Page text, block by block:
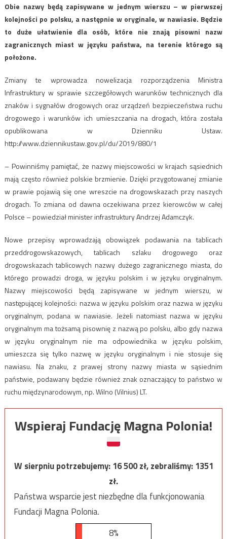
Obie nazwy będą zapisywane w jednym wierszu – w pierwszej
kolejności po polsku, a następnie w oryginale, w nawiasie. Będzie
to duże ułatwienie dla osób, które nie znają pisowni nazw
zagranicznych miast w języku państwa, na terenie którego są
położone.
Zmiany te wprowadza nowelizacja rozporządzenia Ministra
Infrastruktury w sprawie szczegółowych warunków technicznych dla
znaków i sygnałów drogowych oraz urządzeń bezpieczeństwa ruchu
drogowego i warunków ich umieszczania na drogach, która została
opublikowana w Dzienniku Ustaw.
http://www.dziennikustaw.gov.pl/du/2019/880/1
– Powinniśmy pamiętać, że nazwy miejscowości w krajach sąsiednich
mają często również polskie brzmienie. Dzięki przygotowanej zmianie
w prawie pojawią się one wreszcie na drogowskazach przy naszych
drogach. To zmiana od dawna oczekiwana przez kierowców w całej
Polsce – powiedział minister infrastruktury Andrzej Adamczyk.
Nowe przepisy wprowadzają obowiązek podawania na tablicach
przeddrogowskazowych, tablicach szlaku drogowego oraz
drogowskazach tablicowych nazwy dużego zagranicznego miasta, do
którego prowadzi droga, w języku polskim i w języku oryginalnym.
Nazwy miejscowości będą zapisywane w jednym wierszu, w
następującej kolejności: nazwa w języku polskim oraz nazwa w języku
oryginalnym, podana w nawiasie. Jeżeli natomiast nazwa w języku
oryginalnym ma tożsamą pisownię z nazwą po polsku, albo gdy nazwa
w języku oryginalnym nie ma odpowiednika w języku polskim,
umieszcza się tylko nazwę w języku oryginalnym i nie stosuje się
nawiasu. Na znaku, z prawej strony nazwy miasta w sąsiednim
państwie, podawany będzie również znak oznaczający to państwo w
ruchu międzynarodowym, np. Wilno (Vilnius) LT.
Wspieraj Fundację Magna Polonia!
W sierpniu potrzebujemy:16 500zł, zebraliśmy:1351
zł.
Państwa wsparcie jest niezbędne dla funkcjonowania
Fundacji Magna Polonia.
8%